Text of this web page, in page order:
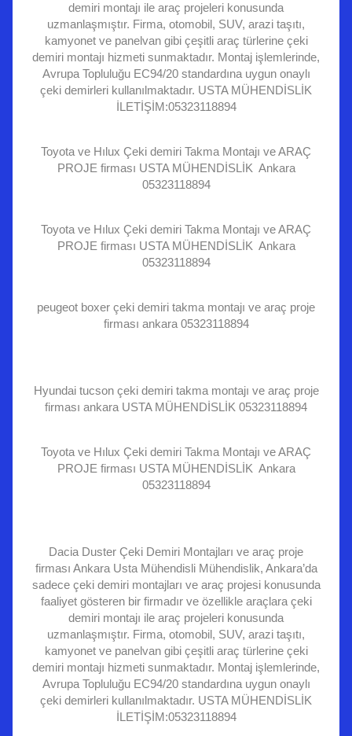
demiri montajı ile araç projeleri konusunda
uzmanlaşmıştır. Firma, otomobil, SUV, arazi taşıtı,
kamyonet ve panelvan gibi çeşitli araç türlerine çeki
demiri montajı hizmeti sunmaktadır. Montaj işlemlerinde,
Avrupa Topluluğu EC94/20 standardına uygun onaylı
çeki demirleri kullanılmaktadır. USTA MÜHENDİSLİK
İLETİŞİM:05323118894
Toyota ve Hılux Çeki demiri Takma Montajı ve ARAÇ
PROJE firması USTA MÜHENDİSLİK Ankara
05323118894
Toyota ve Hılux Çeki demiri Takma Montajı ve ARAÇ
PROJE firması USTA MÜHENDİSLİK Ankara
05323118894
peugeot boxer çeki demiri takma montajı ve araç proje
firması ankara 05323118894
Hyundai tucson çeki demiri takma montajı ve araç proje
firması ankara USTA MÜHENDİSLİK 05323118894
Toyota ve Hılux Çeki demiri Takma Montajı ve ARAÇ
PROJE firması USTA MÜHENDİSLİK Ankara
05323118894
Dacia Duster Çeki Demiri Montajları ve araç proje
firması Ankara Usta Mühendisli Mühendislik, Ankara’da
sadece çeki demiri montajları ve araç projesi konusunda
faaliyet gösteren bir firmadır ve özellikle araçlara çeki
demiri montajı ile araç projeleri konusunda
uzmanlaşmıştır. Firma, otomobil, SUV, arazi taşıtı,
kamyonet ve panelvan gibi çeşitli araç türlerine çeki
demiri montajı hizmeti sunmaktadır. Montaj işlemlerinde,
Avrupa Topluluğu EC94/20 standardına uygun onaylı
çeki demirleri kullanılmaktadır. USTA MÜHENDİSLİK
İLETİŞİM:05323118894